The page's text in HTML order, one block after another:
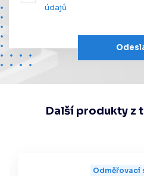
údajů
Další produkty z
Odměřovací